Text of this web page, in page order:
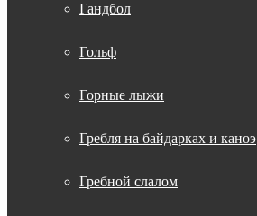
Гандбол
Гольф
Горные лыжи
Гребля на байдарках и каноэ
Гребной слалом